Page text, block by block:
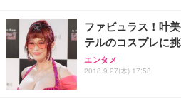
ファビュラス！叶
テルのコスプレに
エンタメ
2018.9.27(木) 17:53